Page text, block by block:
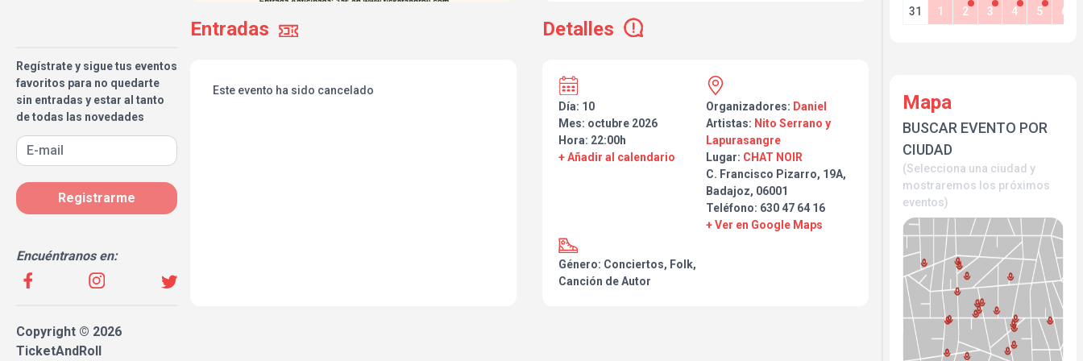
Regístrate y sigue tus eventos
favoritos para no quedarte
sin entradas y estar al tanto
de todas las novedades
Registrarme
Encuéntranos en:
Copyright © 2026
TicketAndRoll
universo, de las huellas, del amor, la muerte y el proceso
Kanevsky o Javier Quintana.
Entradas Detalles
Este evento ha sido cancelado
Día: 10
Mes: octubre 2026
Hora: 22:00h
+ Añadir al calendario
Organizadores: Daniel
Artistas: Nito Serrano y
Lapurasangre
Lugar: CHAT NOIR
C. Francisco Pizarro, 19A,
Badajoz, 06001
Teléfono: 630 47 64 16
+ Ver en Google Maps
Género: Conciertos, Folk,
Canción de Autor
31 1 2 3 4 5 6
Mapa
BUSCAR EVENTO POR
CIUDAD
(Selecciona una ciudad y
mostraremos los próximos
eventos)